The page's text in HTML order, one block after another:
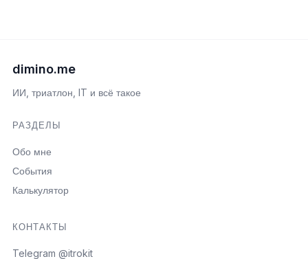
dimino.me
ИИ, триатлон, IT и всё такое
РАЗДЕЛЫ
Обо мне
События
Калькулятор
КОНТАКТЫ
Telegram @itrokit